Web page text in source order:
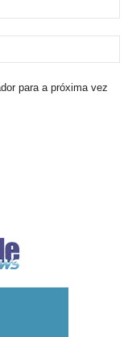
para a próxima vez